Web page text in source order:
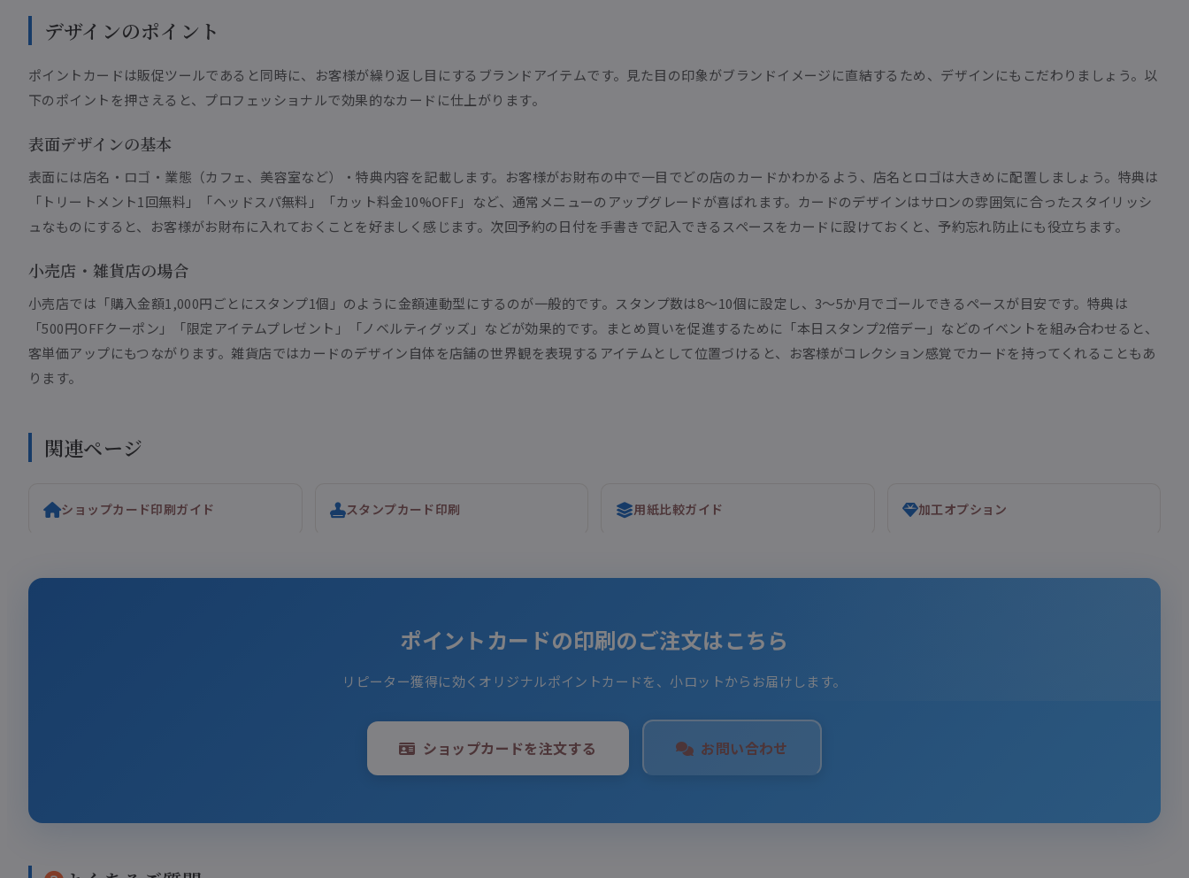
デザインのポイント
ポイントカードは販促ツールであると同時に、お客様が繰り返し目にするブランドアイテムです。見た目の印象がブランドイメージに直結するため、デザインにもこだわりましょう。以
下のポイントを押さえると、プロフェッショナルで効果的なカードに仕上がります。
表面デザインの基本
表面には店名・ロゴ・業態（カフェ、美容室など）・特典内容を記載します。お客様がお財布の中で一目でどの店のカードかわかるよう、店名とロゴは大きめに配置しましょう。特典は
「トリートメント1回無料」「ヘッドスパ無料」「カット料金10%OFF」など、通常メニューのアップグレードが喜ばれます。カードのデザインはサロンの雰囲気に合ったスタイリッシ
ュなものにすると、お客様がお財布に入れておくことを好ましく感じます。次回予約の日付を手書きで記入できるスペースをカードに設けておくと、予約忘れ防止にも役立ちます。
小売店・雑貨店の場合
小売店では「購入金額1,000円ごとにスタンプ1個」のように金額連動型にするのが一般的です。スタンプ数は8〜10個に設定し、3〜5か月でゴールできるペースが目安です。特典は
「500円OFFクーポン」「限定アイテムプレゼント」「ノベルティグッズ」などが効果的です。まとめ買いを促進するために「本日スタンプ2倍デー」などのイベントを組み合わせると、
客単価アップにもつながります。雑貨店ではカードのデザイン自体を店舗の世界観を表現するアイテムとして位置づけると、お客様がコレクション感覚でカードを持ってくれることもあ
ります。
関連ページ
ショップカード印刷ガイド スタンプカード印刷 用紙比較ガイド 加工オプション
ポイントカードの印刷のご注文はこちら
リピーター獲得に効くオリジナルポイントカードを、小ロットからお届けします。
ショップカードを注文する お問い合わせ